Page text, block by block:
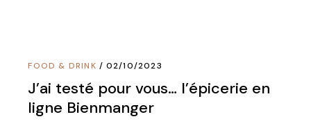
FOOD & DRINK 02/10/2023
J’ai testé pour vous… l’épicerie en
ligne Bienmanger